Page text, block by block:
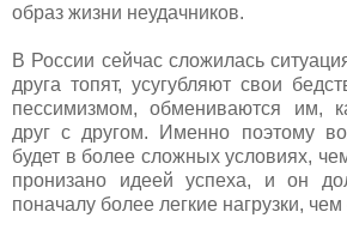
образ жизни неудачников.
В России сейчас сложилась
друга топят, усугубляют свои
пессимизмом, обмениваются им,
друг с другом. Именно поэтому
будет в более сложных условиях,
пронизано идеей успеха, и он
поначалу более легкие нагрузки,